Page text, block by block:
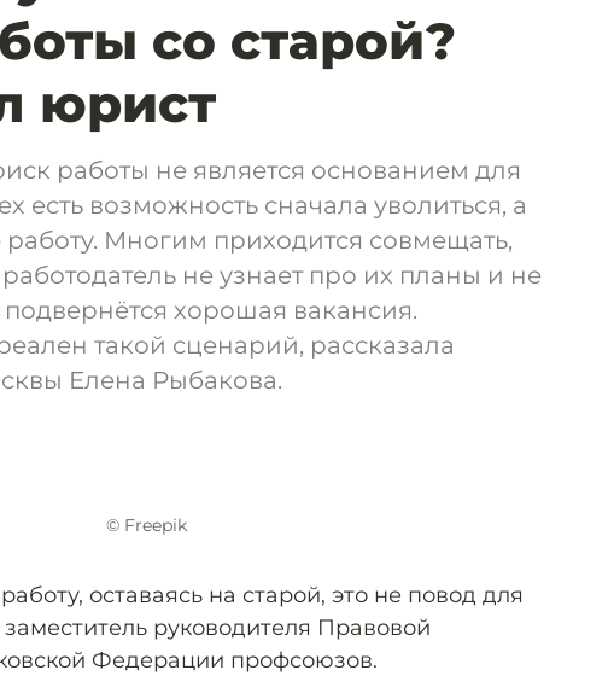
со старой?
юрист
работы не является основанием для
есть возможность сначала уволиться, а
работу. Многим приходится совмещать,
работодатель не узнает про их планы и не
хорошая вакансия.
такой сценарий, рассказала
Елена Рыбакова.
© Freepik
оставаясь на старой, это не повод для
руководителя Правовой
Федерации профсоюзов.